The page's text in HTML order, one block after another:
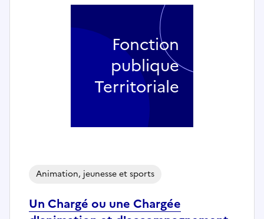
Un Chargé ou une Chargée
Animation, jeunesse et sports
Fonction
publique
Territoriale